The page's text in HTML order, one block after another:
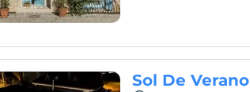
Sol De Verano